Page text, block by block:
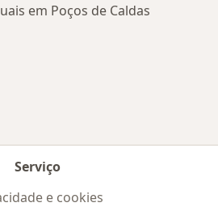
em Poços de Caldas
Serviço
e cookies